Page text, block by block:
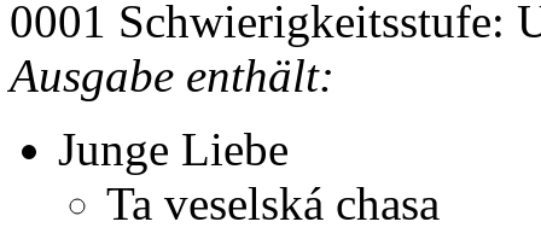
0001 Schwierigkeitsstufe:
Ausgabe enthält:
Junge Liebe
Ta veselská chasa